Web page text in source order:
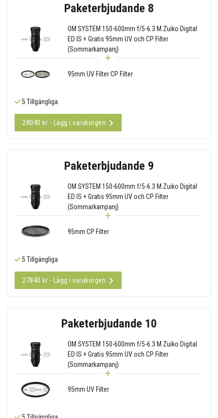
Paketerbjudande 8
OM SYSTEM 150-600mm f/5-6.3 M.Zuiko Digital
ED IS + Gratis 95mm UV och CP Filter
(Sommarkampanj)
95mm UV Filter CP Filter
5 Tillgängliga
28040 kr - Lägg i varukorgen
Paketerbjudande 9
OM SYSTEM 150-600mm f/5-6.3 M.Zuiko Digital
ED IS + Gratis 95mm UV och CP Filter
(Sommarkampanj)
95mm CP Filter
5 Tillgängliga
27840 kr - Lägg i varukorgen
Paketerbjudande 10
OM SYSTEM 150-600mm f/5-6.3 M.Zuiko Digital
ED IS + Gratis 95mm UV och CP Filter
(Sommarkampanj)
95mm UV Filter